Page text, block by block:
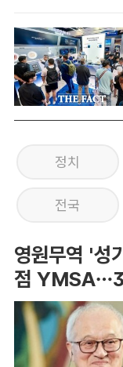
정치
전국
영원무역 '성
점 YMSA…3